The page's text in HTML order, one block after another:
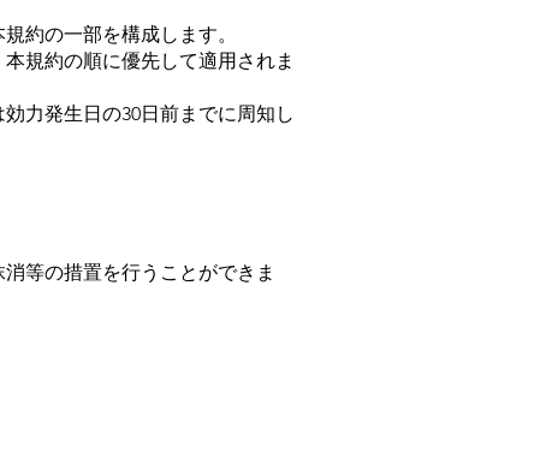
約の一部を構成します。
規約の順に優先して適用されま
力発生日の30日前までに周知し
等の措置を行うことができま